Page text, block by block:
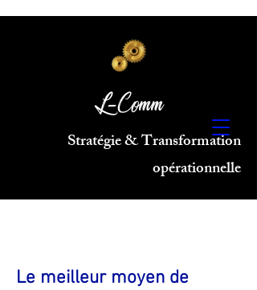
L-Comm
Stratégie & Transformation
opérationnelle
Le meilleur moyen de